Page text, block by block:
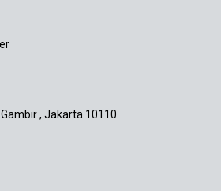
, Jakarta 10110